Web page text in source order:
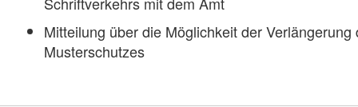
Mitteilung über die Möglichkeit der Verlängerung
Musterschutzes